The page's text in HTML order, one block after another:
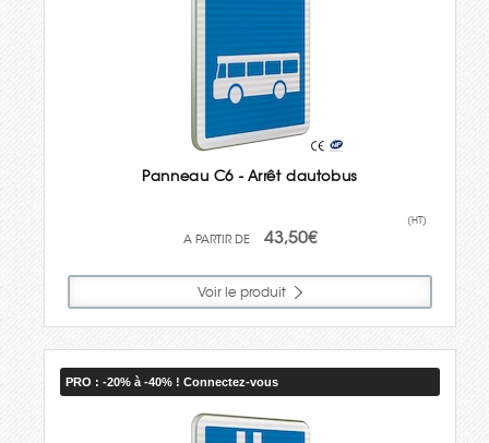
Panneau C6 - Arrêt dautobus
43,50€
(HT)
Voir le produit
PRO : -20% à -40% ! Connectez-vous